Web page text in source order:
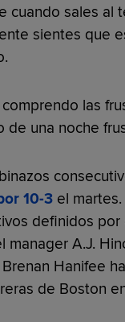
cuando sales al
sientes que
comprendo las
de una noche
10-3el martes.
definidos
manager A.J.
Hanifee
de Boston